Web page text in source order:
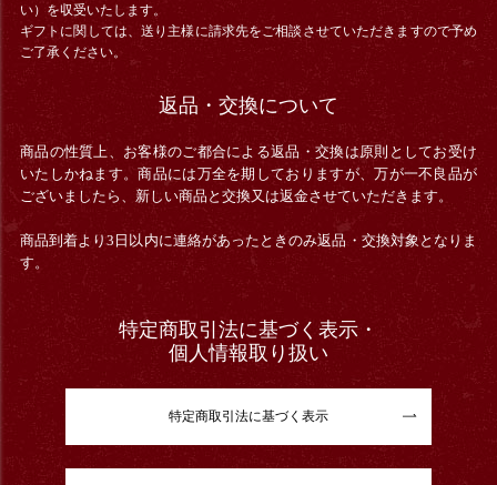
い）を収受いたします。
ギフトに関しては、送り主様に請求先をご相談させていただきますので予め
ご了承ください。
返品・交換について
商品の性質上、お客様のご都合による返品・交換は原則としてお受け
いたしかねます。商品には万全を期しておりますが、万が一不良品が
ございましたら、新しい商品と交換又は返金させていただきます。
商品到着より3日以内に連絡があったときのみ返品・交換対象となりま
す。
特定商取引法に基づく表示・
個人情報取り扱い
特定商取引法に基づく表示